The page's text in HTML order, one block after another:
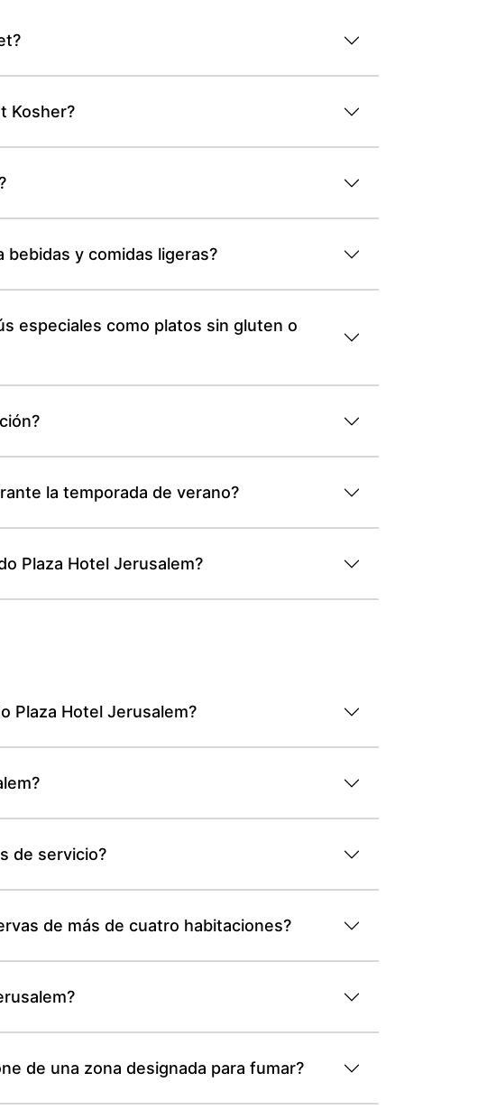
Kosher?
y comidas ligeras?
especiales como platos sin gluten o
la temporada de verano?
Plaza Hotel Jerusalem?
Plaza Hotel Jerusalem?
de servicio?
de más de cuatro habitaciones?
de una zona designada para fumar?